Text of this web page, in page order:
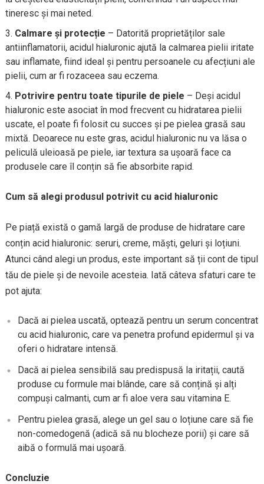
tineresc și mai neted.
Calmare și protecție – Datorită proprietăților sale
antiinflamatorii, acidul hialuronic ajută la calmarea pielii iritate
sau inflamate, fiind ideal și pentru persoanele cu afecțiuni ale
pielii, cum ar fi rozaceea sau eczema.
Potrivire pentru toate tipurile de piele – Deși acidul
hialuronic este asociat în mod frecvent cu hidratarea pielii
uscate, el poate fi folosit cu succes și pe pielea grasă sau
mixtă. Deoarece nu este gras, acidul hialuronic nu va lăsa o
peliculă uleioasă pe piele, iar textura sa ușoară face ca
produsele care îl conțin să fie absorbite rapid.
Cum să alegi produsul potrivit cu acid hialuronic
Pe piață există o gamă largă de produse de hidratare care
conțin acid hialuronic: seruri, creme, măști, geluri și loțiuni.
Atunci când alegi un produs, este important să ții cont de tipul
tău de piele și de nevoile acesteia. Iată câteva sfaturi care te
pot ajuta:
Dacă ai pielea uscată, optează pentru un serum concentrat
cu acid hialuronic, care va penetra profund epidermul și va
oferi o hidratare intensă.
Dacă ai pielea sensibilă sau predispusă la iritații, caută
produse cu formule mai blânde, care să conțină și alți
compuși calmanti, cum ar fi aloe vera sau vitamina E.
Pentru pielea grasă, alege un gel sau o loțiune care să fie
non-comedogenă (adică să nu blocheze porii) și care să
aibă o formulă mai ușoară.
Concluzie